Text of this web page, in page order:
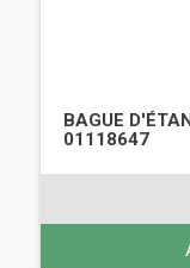
BAGUE
01118647